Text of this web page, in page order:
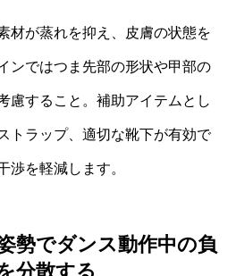
材が蒸れを抑え、皮膚の状態を
ンではつま先部の形状や甲部の
慮すること。補助アイテムとし
トラップ、適切な靴下が有効で
渉を軽減します。
勢でダンス動作中の負
分散する